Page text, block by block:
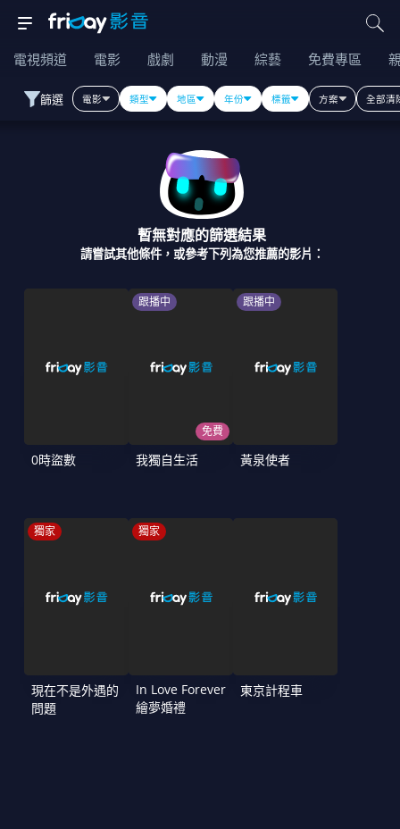
電視頻道 電影 戲劇 動漫 綜藝 免費專區
篩選 電影 類型 地區 年份 標籤 方案 全部清
暫無對應的篩選結果
請嘗試其他條件，或參考下列為您推薦的影片：
0時盜數
跟播中
免費
我獨自生活
跟播中
黃泉使者
獨家
現在不是外遇的
問題
獨家
In Love Forever
繪夢婚禮
東京計程車